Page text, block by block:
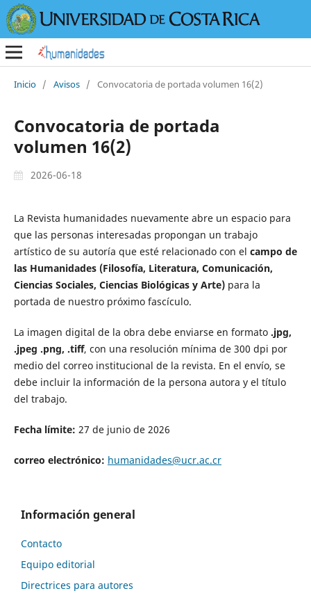
Inicio / Avisos / Convocatoria de portada volumen 16(2)
Convocatoria de portada
volumen 16(2)
2026-06-18
La Revista humanidades nuevamente abre un espacio para
que las personas interesadas propongan un trabajo
artístico de su autoría que esté relacionado con el campo de
las Humanidades (Filosofía, Literatura, Comunicación,
Ciencias Sociales, Ciencias Biológicas y Arte) para la
portada de nuestro próximo fascículo.
La imagen digital de la obra debe enviarse en formato .jpg,
.jpeg .png, .tiff, con una resolución mínima de 300 dpi por
medio del correo institucional de la revista. En el envío, se
debe incluir la información de la persona autora y el título
del trabajo.
Fecha límite: 27 de junio de 2026
correo electrónico: humanidades@ucr.ac.cr
Información general
Contacto
Equipo editorial
Directrices para autores